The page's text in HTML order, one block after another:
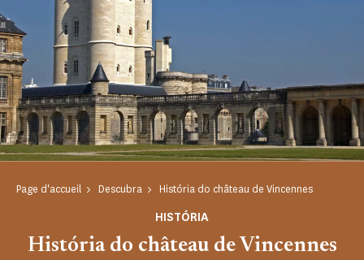
Page d'accueil Descubra História do château de Vincennes
HISTÓRIA
História do château de Vincennes